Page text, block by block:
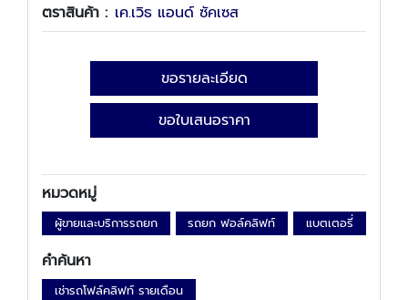
ตราสินค้า : เค.เวิธ แอนด์ ซัคเซส
ขอรายละเอียด
ขอใบเสนอราคา
หมวดหมู่
ผู้ขายและบริการรถยก รถยก ฟอล์คลิฟท์ แบตเตอรี่
คำค้นหา
เช่ารถโฟล์คลิฟท์ รายเดือน